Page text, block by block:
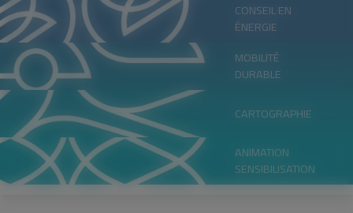
CONSEIL EN
ÉNERGIE
MOBILITÉ
DURABLE
CARTOGRAPHIE
ANIMATION
SENSIBILISATION